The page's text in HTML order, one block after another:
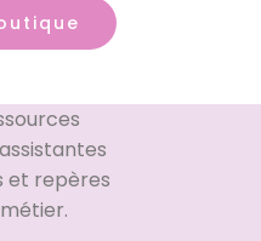
et repères